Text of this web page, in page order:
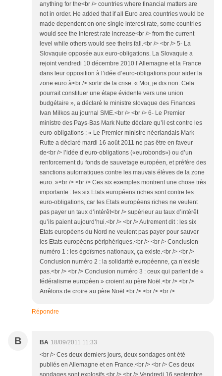
anything for the<br /> countries where financial matters are
not in order. He added that if all Euro area countries would be
made dependent on one single interest rate, some countries
would see the interest rate increase<br /> from the current
level while others would see theirs fall.<br /> <br /> 5- La
Slovaquie opposée aux euro-obligations. La Slovaquie a
rejoint vendredi 10 décembre 2010 l’Allemagne et la France
dans leur opposition à l’idée d’euro-obligations pour aider la
zone euro à<br /> sortir de la crise. « Moi, je dis non. Cela
pourrait constituer une étape évidente vers une union
budgétaire », a déclaré le ministre slovaque des Finances
Ivan Milkos au journal SME.<br /> <br /> 6- Le Premier
ministre des Pays-Bas Mark Nutte déclare qu’il est contre les
euro-obligations : « Le Premier ministre néerlandais Mark
Rutte a déclaré mardi 16 août 2011 ne pas être en faveur
de<br /> l’idée d’euro-obligations («eurobonds») ou d’un
renforcement du fonds de sauvetage européen, et préfère des
sanctions automatiques contre les mauvais élèves de la zone
euro. »<br /> <br /> Ces six exemples montrent une chose très
importante : les six Etats européens riches sont contre les
euro-obligations, car les Etats européens riches ne veulent
pas payer un taux d’intérêt<br /> supérieur au taux d’intérêt
qu’ils paient aujourd’hui.<br /> <br /> Autrement dit : les six
Etats européens du Nord ne veulent pas payer pour sauver
les Etats européens périphériques.<br /> <br /> Conclusion
numéro 1 : les égoïsmes nationaux, ça existe.<br /> <br />
Conclusion numéro 2 : la solidarité européenne, ça n’existe
pas.<br /> <br /> Conclusion numéro 3 : ceux qui parlent de «
fédéralisme européen » croient au père Noël.<br /> <br />
Arrêtons de croire au père Noël.<br /> <br /> <br />
Répondre
B BA 18/09/2011 11:33
<br /> Ces deux derniers jours, deux sondages ont été
publiés en Allemagne et en France.<br /> <br /> Ces deux